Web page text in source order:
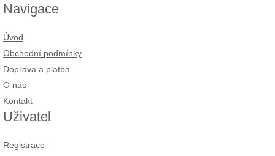
Navigace
Úvod
Obchodní podmínky
Doprava a platba
O nás
Kontakt
Uživatel
Registrace